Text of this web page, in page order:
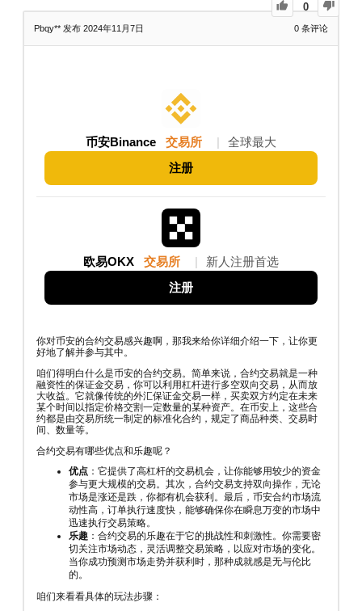
0
Pbqy** 发布 2024年11月7日 0 条评论
币安Binance 交易所 全球最大
注册
欧易OKX 交易所 新人注册首选
注册
你对币安的合约交易感兴趣啊，那我来给你详细介绍一下，让你更
好地了解并参与其中。
咱们得明白什么是币安的合约交易。简单来说，合约交易就是一种
融资性的保证金交易，你可以利用杠杆进行多空双向交易，从而放
大收益。它就像传统的外汇保证金交易一样，买卖双方约定在未来
某个时间以指定价格交割一定数量的某种资产。在币安上，这些合
约都是由交易所统一制定的标准化合约，规定了商品种类、交易时
间、数量等。
合约交易有哪些优点和乐趣呢？
优点 ：它提供了高杠杆的交易机会，让你能够用较少的资金
参与更大规模的交易。其次，合约交易支持双向操作，无论
市场是涨还是跌，你都有机会获利。最后，币安合约市场流
动性高，订单执行速度快，能够确保你在瞬息万变的市场中
迅速执行交易策略。
乐趣 ：合约交易的乐趣在于它的挑战性和刺激性。你需要密
切关注市场动态，灵活调整交易策略，以应对市场的变化。
当你成功预测市场走势并获利时，那种成就感是无与伦比
的。
咱们来看看具体的玩法步骤：